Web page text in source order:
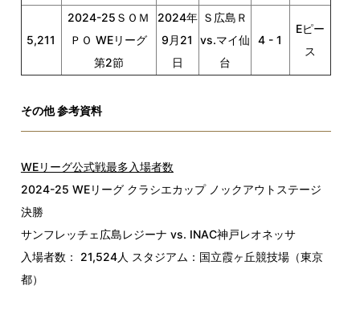
5,211
2024-25ＳＯＭ
ＰＯ WEリーグ
第2節
2024年
9月21
日
Ｓ広島Ｒ
vs.マイ仙
台
4 - 1
Eピー
ス
その他 参考資料
WEリーグ公式戦最多入場者数
2024-25 WEリーグ クラシエカップ ノックアウトステージ
決勝
サンフレッチェ広島レジーナ vs. INAC神戸レオネッサ
入場者数： 21,524人 スタジアム：国立霞ヶ丘競技場（東京
都）